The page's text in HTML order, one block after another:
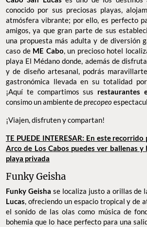
conocido por sus preciosas playas,
atmósfera vibrante; por ello, es perfecto
amigos, ya que gran parte de sus
una propuesta más adulta y de diversión
caso de ME Cabo, un precioso hotel
playa El Médano donde, además de
y de diseño artesanal, podrás
gastronómica llevada en su totalidad
¡Aquí te compartimos sus restaurantes
consimo un ambiente deprecopeo
¡Viajen, disfruten y compartan!
TE PUEDE INTERESAR: En este
Arco de Los Cabos puedes ver ballenas
playa privada
Funky Geisha
Funky Geisha se localiza justo a orillas de
Lucas, ofreciendo un espacio tropical y de
el sonido de las olas como música de
bohemia que lo hace perfecto para una